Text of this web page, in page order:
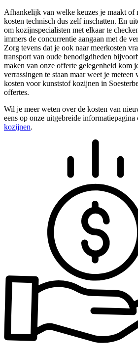
Afhankelijk van welke keuzes je maakt of
kosten technisch dus zelf inschatten. En
om kozijnspecialisten met elkaar te
immers de concurrentie aangaan met de
Zorg tevens dat je ook naar meerkosten
transport van oude benodigdheden
maken van onze offerte gelegenheid kom
verrassingen te staan maar weet je
kosten voor kunststof kozijnen in
offertes.
Wil je meer weten over de kosten van
eens op onze uitgebreide informatiepagina
kozijnen.